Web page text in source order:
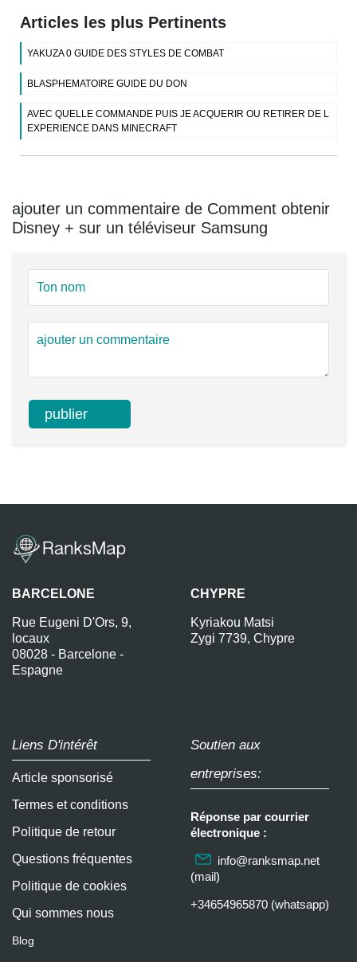
Articles les plus Pertinents
YAKUZA 0 GUIDE DES STYLES DE COMBAT
BLASPHEMATOIRE GUIDE DU DON
AVEC QUELLE COMMANDE PUIS JE ACQUERIR OU RETIRER DE L
EXPERIENCE DANS MINECRAFT
ajouter un commentaire de Comment obtenir
Disney + sur un téléviseur Samsung
BARCELONE
Rue Eugeni D'Ors, 9,
locaux
08028 - Barcelone -
Espagne
CHYPRE
Kyriakou Matsi
Zygi 7739, Chypre
Liens D'intérêt
Article sponsorisé
Termes et conditions
Politique de retour
Questions fréquentes
Politique de cookies
Qui sommes nous
Blog
Soutien aux
entreprises:
Réponse par courrier
électronique :
info@ranksmap.net
(mail)
+34654965870 (whatsapp)